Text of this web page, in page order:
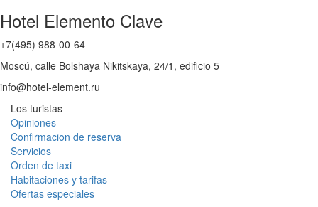
Hotel Elemento Clave
+7(495) 988-00-64
Moscú, calle Bolshaya Nikitskaya, 24/1, edificio 5
info@hotel-element.ru
Los turistas
Opiniones
Confirmacion de reserva
Servicios
Orden de taxi
Habitaciones y tarifas
Ofertas especiales